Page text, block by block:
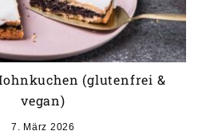
(glutenfrei &
vegan)
7. März 2026